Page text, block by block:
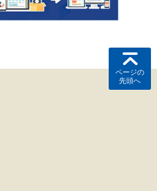
ページの
先頭へ